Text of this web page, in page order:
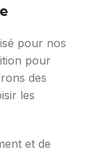
pour nos
pour
des
les
et de